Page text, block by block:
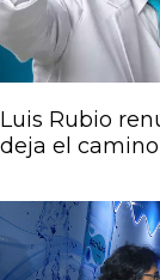
Luis Rubio
deja el